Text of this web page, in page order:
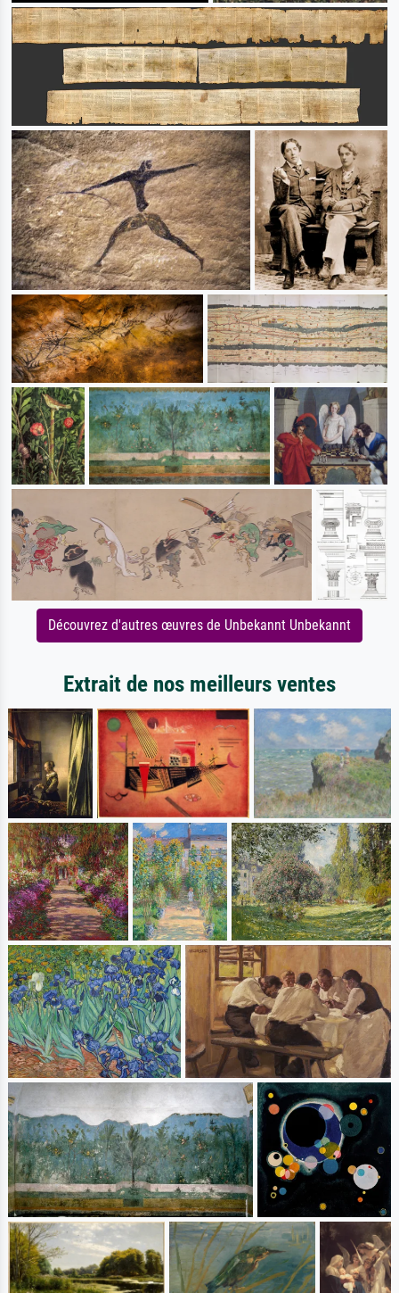
Découvrez d'autres œuvres de Unbekannt Unbekannt
Extrait de nos meilleurs ventes